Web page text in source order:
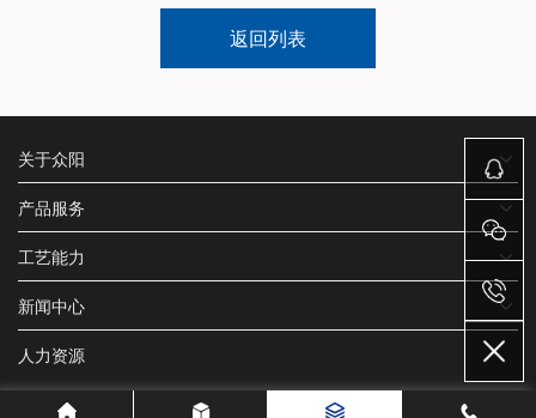
返回列表
关于众阳
产品服务
工艺能力
新闻中心
人力资源